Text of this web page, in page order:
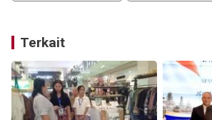
Terkait